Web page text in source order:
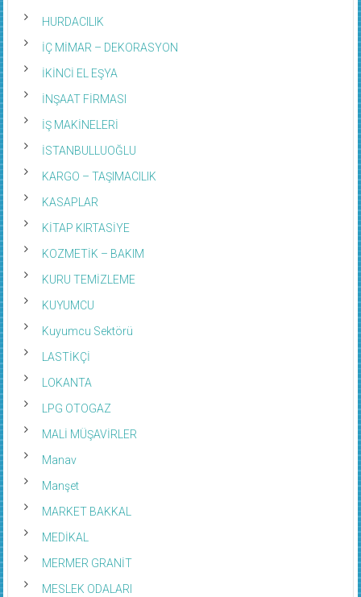
HURDACILIK
İÇ MİMAR – DEKORASYON
İKİNCİ EL EŞYA
İNŞAAT FİRMASI
İŞ MAKİNELERİ
İSTANBULLUOĞLU
KARGO – TAŞIMACILIK
KASAPLAR
KİTAP KIRTASİYE
KOZMETİK – BAKIM
KURU TEMİZLEME
KUYUMCU
Kuyumcu Sektörü
LASTİKÇİ
LOKANTA
LPG OTOGAZ
MALİ MÜŞAVİRLER
Manav
Manşet
MARKET BAKKAL
MEDİKAL
MERMER GRANİT
MESLEK ODALARI